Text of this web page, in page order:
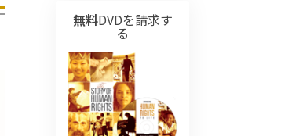
高潔さと正直さ
感情のトーン・スケール
薬物に対する解決策
無料DVDを請求す
る